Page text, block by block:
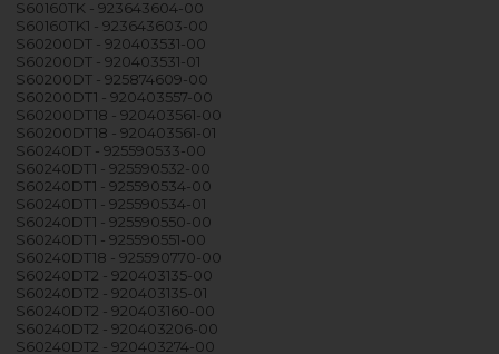
S60160TK - 923643604-00
S60160TK1 - 923643603-00
S60200DT - 920403531-00
S60200DT - 920403531-01
S60200DT - 925874609-00
S60200DT1 - 920403557-00
S60200DT18 - 920403561-00
S60200DT18 - 920403561-01
S60240DT - 925590533-00
S60240DT1 - 925590532-00
S60240DT1 - 925590534-00
S60240DT1 - 925590534-01
S60240DT1 - 925590550-00
S60240DT1 - 925590551-00
S60240DT18 - 925590770-00
S60240DT2 - 920403135-00
S60240DT2 - 920403135-01
S60240DT2 - 920403160-00
S60240DT2 - 920403206-00
S60240DT2 - 920403274-00